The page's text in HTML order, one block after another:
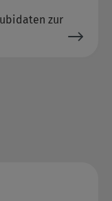
zur